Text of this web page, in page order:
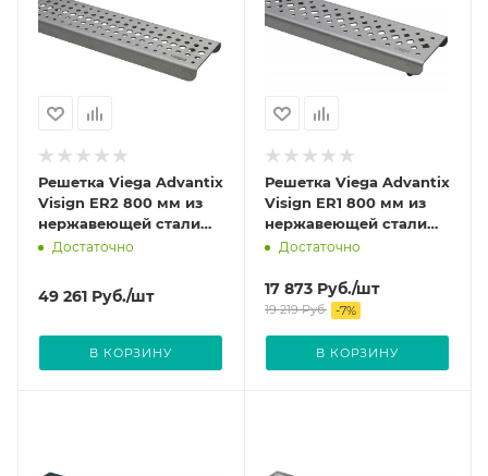
Решетка Viega Advantix
Visign ER2 800 мм из
нержавеющей стали
цвет Глянцевый 571580
Достаточно
49 261 Руб./шт
В КОРЗИНУ
Решетка Viega Advantix
Visign ER1 800 мм из
нержавеющей стали
цвет Глянцевый 571535
Достаточно
17 873 Руб./шт
19 219Руб. -7%
В КОРЗИНУ